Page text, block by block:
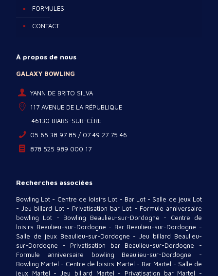
FORMULES
CONTACT
À propos de nous
GALAXY BOWLING
YANN DE BRITO SILVA
117 AVENUE DE LA RÉPUBLIQUE
46130 BIARS-SUR-CÈRE
05 65 38 97 85 / 07 49 27 75 46
878 525 989 000 17
Recherches associées
Bowling Lot - Centre de loisirs Lot - Bar Lot- Salle de jeux Lot
-Jeu billard Lot- Privatisation bar Lot - Formule anniversaire
bowling Lot - Bowling Beaulieu-sur-Dordogne - Centre de
loisirs Beaulieu-sur-Dordogne - Bar Beaulieu-sur-Dordogne -
Salle de jeux Beaulieu-sur-Dordogne -Jeu billard Beaulieu-
sur-Dordogne - Privatisation bar Beaulieu-sur-Dordogne -
Formule anniversaire bowling Beaulieu-sur-Dordogne -
Bowling Martel - Centre de loisirs Martel - Bar Martel - Salle de
jeux Martel -Jeu billard Martel - Privatisation bar Martel -